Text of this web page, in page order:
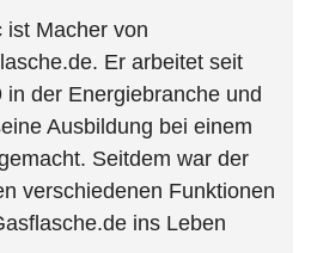
ist Macher von
Er arbeitet seit
in der Energiebranche und
Ausbildung bei einem
Seitdem war der
verschiedenen Funktionen
ins Leben